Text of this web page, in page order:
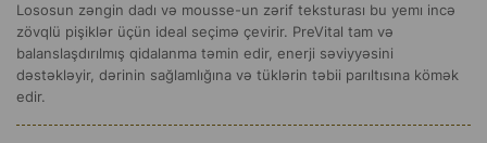
Lososun zəngin dadı və mousse-un zərif teksturası bu yemı incə
zövqlü pişiklər üçün ideal seçimə çevirir. PreVital tam və
balanslaşdırılmış qidalanma təmin edir, enerji səviyyəsini
dəstəkləyir, dərinin sağlamlığına və tüklərin təbii parıltısına kömək
edir.